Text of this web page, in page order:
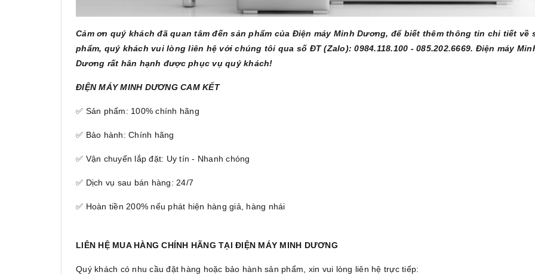
Cảm ơn quý khách đã quan tâm đến sản phẩm của Điện máy Minh Dương, để biết thêm thông tin chi tiết về
phẩm, quý khách vui lòng liên hệ với chúng tôi qua số ĐT (Zalo): 0984.118.100 - 085.202.6669. Điện máy
Dương rất hân hạnh được phục vụ quý khách!
ĐIỆN MÁY MINH DƯƠNG CAM KẾT
✅ Sản phẩm: 100% chính hãng
✅ Bảo hành: Chính hãng
✅ Vận chuyển lắp đặt: Uy tín - Nhanh chóng
✅ Dịch vụ sau bán hàng: 24/7
✅ Hoàn tiền 200% nếu phát hiện hàng giả, hàng nhái
LIÊN HỆ MUA HÀNG CHÍNH HÃNG TẠI ĐIỆN MÁY MINH DƯƠNG
Quý khách có nhu cầu đặt hàng hoặc bảo hành sản phẩm, xin vui lòng liên hệ trực tiếp: